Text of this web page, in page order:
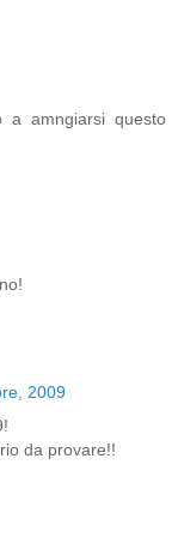
a amngiarsi questo
2009
da provare!!